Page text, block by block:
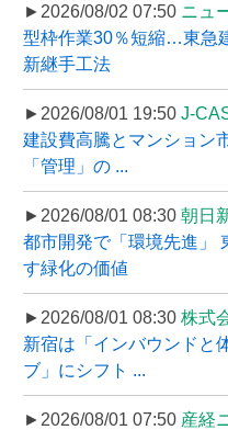
►2026/08/02 07:50 ニュ
型枠作業30％短縮…東急
新継手工法
►2026/08/01 19:50 J-
建設費高騰とマンション
「管理」の ...
►2026/08/01 08:30 朝日
都市開発で「環境先進」
す緑化の価値
►2026/08/01 08:30 株式
新宿は「インバウンドと
ブ」にシフト ...
►2026/08/01 07:50 産経